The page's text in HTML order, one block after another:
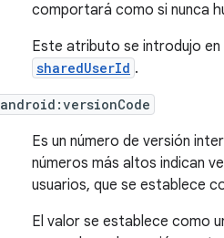
comportará como si nunca
Este atributo se introdujo en
sharedUserId .
android:versionCode
Es un número de versión
números más altos indican
usuarios, que se establece
El valor se establece como